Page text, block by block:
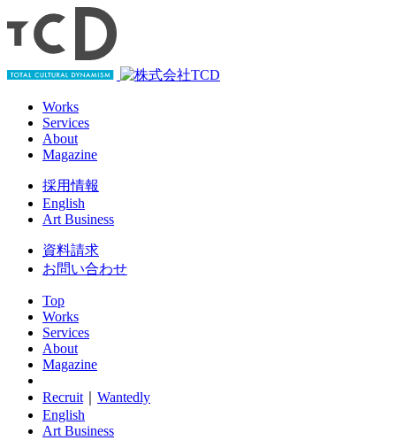
Works
Services
About
Magazine
採用情報
English
Art Business
資料請求
お問い合わせ
Top
Works
Services
About
Magazine
Recruit
Wantedly
English
Art Business